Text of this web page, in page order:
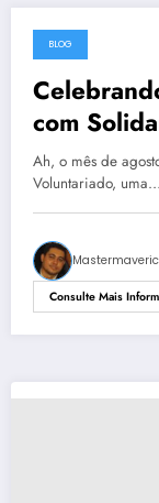
27 de agosto de
BLOG
com
Saúde em
Ah, o mês de
Voluntariado, uma…
Consulte Mais